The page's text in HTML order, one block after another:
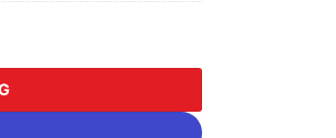
kèm cáp AC) số lượng